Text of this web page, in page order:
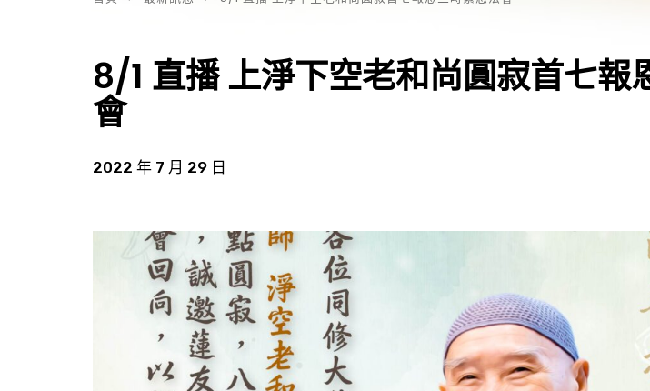
8/1 直播 上淨下空老和尚圓寂首七報
會
2022 年 7 月 29 日